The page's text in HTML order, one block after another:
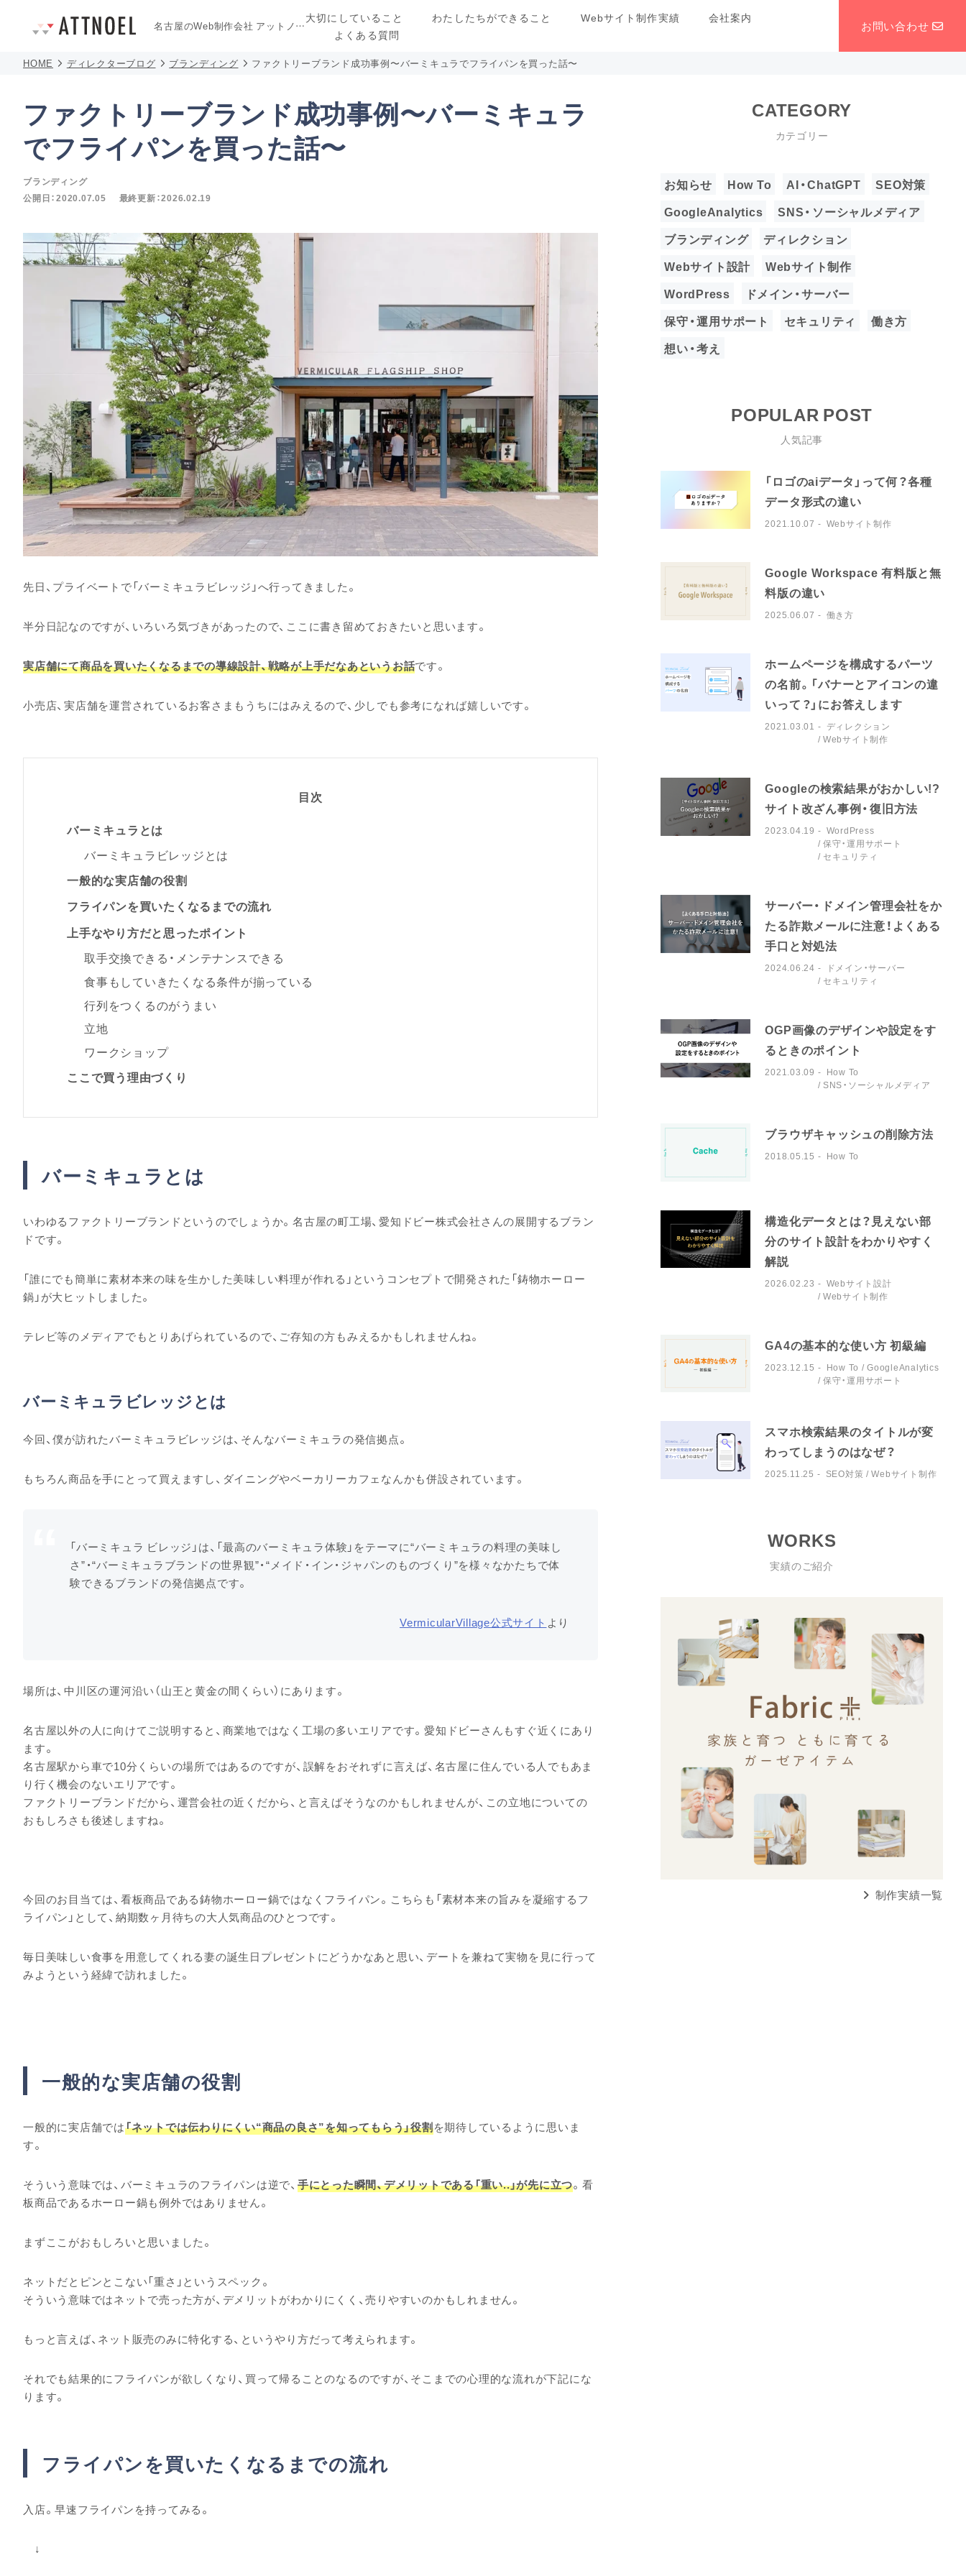
名古屋のWeb制作会社 アットノエル
大切にしていること わたしたちができること Webサイト制作実績
会社案内
よくある質問
お問い合わせ
HOME ディレクターブログ ブランディング ファクトリーブランド成功事例〜バーミキュラでフライパンを買った話〜
ファクトリーブランド成功事例〜バーミキュラ
でフライパンを買った話〜
ブランディング
公開日：2020.07.05 最終更新：2026.02.19
先日、プライベートで「バーミキュラビレッジ」へ行ってきました。
半分日記なのですが、いろいろ気づきがあったので、ここに書き留めておきたいと思います。
実店舗にて商品を買いたくなるまでの導線設計、戦略が上手だなあというお話です。
小売店、実店舗を運営されているお客さまもうちにはみえるので、少しでも参考になれば嬉しいです。
目次
バーミキュラとは
バーミキュラビレッジとは
一般的な実店舗の役割
フライパンを買いたくなるまでの流れ
上手なやり方だと思ったポイント
取手交換できる・メンテナンスできる
食事もしていきたくなる条件が揃っている
行列をつくるのがうまい
立地
ワークショップ
ここで買う理由づくり
バーミキュラとは
いわゆるファクトリーブランドというのでしょうか。名古屋の町工場、愛知ドビー株式会社さんの展開するブラン
ドです。
「誰にでも簡単に素材本来の味を生かした美味しい料理が作れる」というコンセプトで開発された「鋳物ホーロー
鍋」が大ヒットしました。
テレビ等のメディアでもとりあげられているので、ご存知の方もみえるかもしれませんね。
バーミキュラビレッジとは
今回、僕が訪れたバーミキュラビレッジは、そんなバーミキュラの発信拠点。
もちろん商品を手にとって買えますし、ダイニングやベーカリーカフェなんかも併設されています。
「バーミキュラ ビレッジ」は、「最高のバーミキュラ体験」をテーマに“バーミキュラの料理の美味し
さ”・“バーミキュラブランドの世界観”・“メイド・イン・ジャパンのものづくり”を様々なかたちで体
験できるブランドの発信拠点です。
VermicularVillage公式サイト より
場所は、中川区の運河沿い（山王と黄金の間くらい）にあります。
名古屋以外の人に向けてご説明すると、商業地ではなく工場の多いエリアです。愛知ドビーさんもすぐ近くにあり
ます。
名古屋駅から車で10分くらいの場所ではあるのですが、誤解をおそれずに言えば、名古屋に住んでいる人でもあま
り行く機会のないエリアです。
ファクトリーブランドだから、運営会社の近くだから、と言えばそうなのかもしれませんが、この立地についての
おもしろさも後述しますね。
今回のお目当ては、看板商品である鋳物ホーロー鍋ではなくフライパン。こちらも「素材本来の旨みを凝縮するフ
ライパン」として、納期数ヶ月待ちの大人気商品のひとつです。
毎日美味しい食事を用意してくれる妻の誕生日プレゼントにどうかなあと思い、デートを兼ねて実物を見に行って
みようという経緯で訪れました。
一般的な実店舗の役割
一般的に実店舗では「ネットでは伝わりにくい“商品の良さ”を知ってもらう」役割を期待しているように思いま
す。
そういう意味では、バーミキュラのフライパンは逆で、 手にとった瞬間、デメリットである「重い..」が先に立つ。看
板商品であるホーロー鍋も例外ではありません。
まずここがおもしろいと思いました。
ネットだとピンとこない「重さ」というスペック。
そういう意味ではネットで売った方が、デメリットがわかりにくく、売りやすいのかもしれません。
もっと言えば、ネット販売のみに特化する、というやり方だって考えられます。
それでも結果的にフライパンが欲しくなり、買って帰ることのなるのですが、そこまでの心理的な流れが下記にな
ります。
フライパンを買いたくなるまでの流れ
入店。早速フライパンを持ってみる。
↓
CATEGORY
カテゴリー
お知らせ How To AI・ChatGPT
SEO対策
GoogleAnalytics
SNS・ソーシャルメディア
ブランディング
ディレクション
Webサイト設計
Webサイト制作
WordPress
ドメイン・サーバー
保守・運用サポート
セキュリティ
働き方
想い・考え
POPULAR POST
人気記事
「ロゴのaiデータ」って何？各種
データ形式の違い
2021.10.07 Webサイト制作
Google Workspace 有料版と無
料版の違い
2025.06.07 働き方
ホームページを構成するパーツ
の名前。「バナーとアイコンの違
いって？」にお答えします
2021.03.01
ディレクション
Webサイト制作
Googleの検索結果がおかしい!?
サイト改ざん事例・復旧方法
2023.04.19
WordPress
保守・運用サポート
セキュリティ
サーバー・ドメイン管理会社をか
たる詐欺メールに注意！よくある
手口と対処法
2024.06.24
ドメイン・サーバー
セキュリティ
OGP画像のデザインや設定をす
るときのポイント
2021.03.09
How To
SNS・ソーシャルメディア
ブラウザキャッシュの削除方法
2018.05.15 How To
構造化データとは？見えない部
分のサイト設計をわかりやすく
解説
2026.02.23
Webサイト設計
Webサイト制作
GA4の基本的な使い方 初級編
2023.12.15 How To
GoogleAnalytics
保守・運用サポート
スマホ検索結果のタイトルが変
わってしまうのはなぜ？
2025.11.25 SEO対策 Webサイト制作
WORKS
実績のご紹介
制作実績一覧